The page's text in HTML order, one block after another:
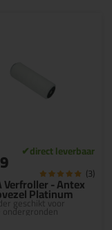
Verfroller - Antex
Platinum
geschikt voor
ondergronden
(3)